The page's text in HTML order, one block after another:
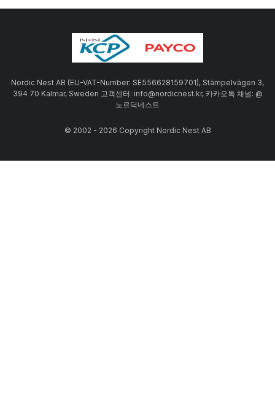
Nordic Nest AB (EU-VAT-Number: SE556628159701), Stämpelvägen 3,
394 70 Kalmar, Sweden 고객센터: info@nordicnest.kr, 카카오톡 채널: @
노르딕네스트
© 2002 - 2026 Copyright Nordic Nest AB